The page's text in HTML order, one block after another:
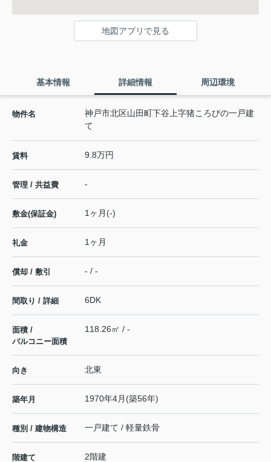
地図アプリで見る
基本情報 詳細情報 周辺環境
物件名
神戸市北区山田町下谷上字猪ころびの一戸建
て
賃料 9.8万円
管理 / 共益費 -
敷金(保証金) 1ヶ月(-)
礼金 1ヶ月
償却 / 敷引 - / -
間取り / 詳細 6DK
面積 /
バルコニー面積
118.26㎡ / -
向き 北東
築年月 1970年4月(築56年)
種別 / 建物構造 一戸建て / 軽量鉄骨
階建て 2階建